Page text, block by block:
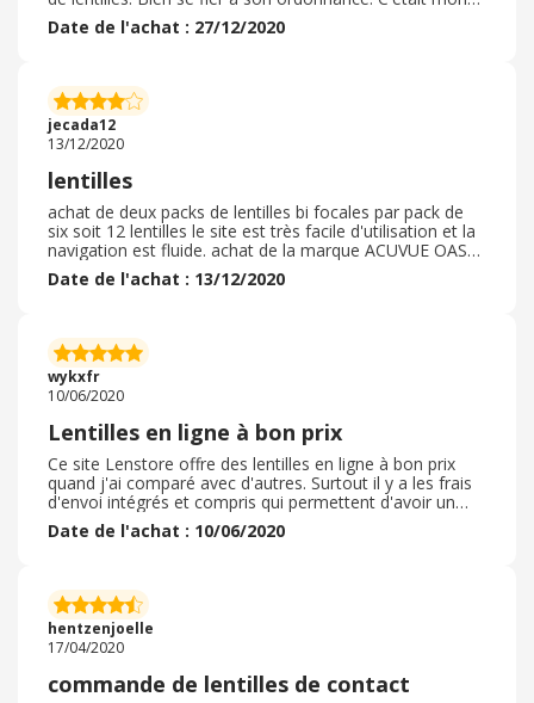
premier achat via ce site et je recommande les yeux
fermés. Site très fiable. Envoi très rapide et réception
sont de même qualité que celles que j'achetais en
boutique. Je recommanderai via ce site sans problème.
Date de l'achat : 27/12/2020
jecada12
13/12/2020
lentilles
achat de deux packs de lentilles bi focales par pack de
six soit 12 lentilles le site est très facile d'utilisation et la
navigation est fluide. achat de la marque ACUVUE OASYS
for Presbyopia grande quantité de produits , a des prix
très compétitifs On trouve aussi des solutions de
emballage correct possibilité d'imprimer la facture pour
le remboursement de la mutuelle. a refaire sans
problème
Date de l'achat : 13/12/2020
wykxfr
10/06/2020
Lentilles en ligne à bon prix
Ce site Lenstore offre des lentilles en ligne à bon prix
quand j'ai comparé avec d'autres. Surtout il y a les frais
d'envoi intégrés et compris qui permettent d'avoir un
bon tarif au global même pour des quantités unitaires de
boîtes de lentilles. L'envoi était rapide et efficace lors de
spécialement pour certaines marques de lentilles.
Emballage correct et conforme à ce qui était attendu.
Date de l'achat : 10/06/2020
hentzenjoelle
17/04/2020
commande de lentilles de contact